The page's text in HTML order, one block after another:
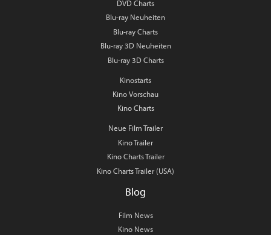
DVD Charts
Blu-ray Neuheiten
Blu-ray Charts
Blu-ray 3D Neuheiten
Blu-ray 3D Charts
Kinostarts
Kino Vorschau
Kino Charts
Neue Film Trailer
Kino Trailer
Kino Charts Trailer
Kino Charts Trailer (USA)
Blog
Film News
Kino News